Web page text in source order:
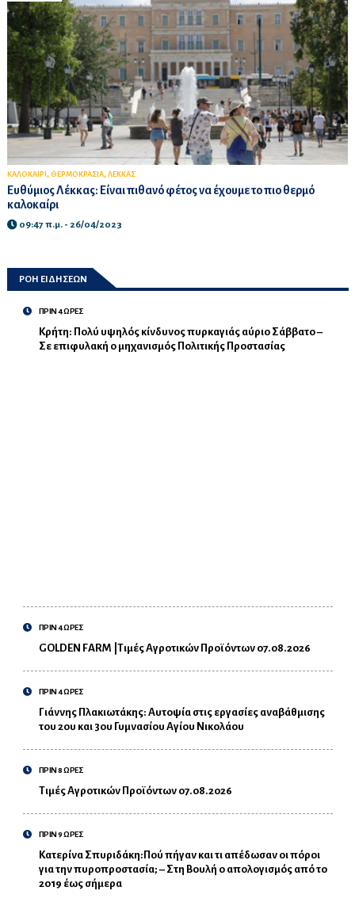
ΚΑΛΟΚΑΙΡΙ , ΘΕΡΜΟΚΡΑΣΙΑ, ΛΕΚΚΑΣ
Ευθύμιος Λέκκας: Είναι πιθανό φέτος να έχουμε το πιο θερμό
καλοκαίρι
09:47 π.μ. - 26/04/2023
ΡΟΗ ΕΙΔΗΣΕΩΝ
ΠΡΙΝ 4 ΩΡΕΣ
Κρήτη: Πολύ υψηλός κίνδυνος πυρκαγιάς αύριο Σάββατο –
Σε επιφυλακή ο μηχανισμός Πολιτικής Προστασίας
ΠΡΙΝ 4 ΩΡΕΣ
GOLDEN FARM |Τιμές Αγροτικών Προϊόντων 07.08.2026
ΠΡΙΝ 4 ΩΡΕΣ
Γιάννης Πλακιωτάκης: Αυτοψία στις εργασίες αναβάθμισης
του 2ου και 3ου Γυμνασίου Αγίου Νικολάου
ΠΡΙΝ 8 ΩΡΕΣ
Τιμές Αγροτικών Προϊόντων 07.08.2026
ΠΡΙΝ 9 ΩΡΕΣ
Κατερίνα Σπυριδάκη:Πού πήγαν και τι απέδωσαν οι πόροι
για την πυροπροστασία; – Στη Βουλή ο απολογισμός από το
2019 έως σήμερα